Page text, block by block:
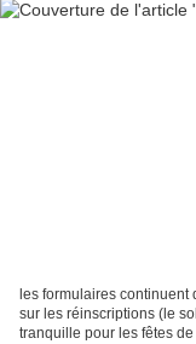
les formulaires continuent
sur les réinscriptions (le
tranquille pour les fêtes